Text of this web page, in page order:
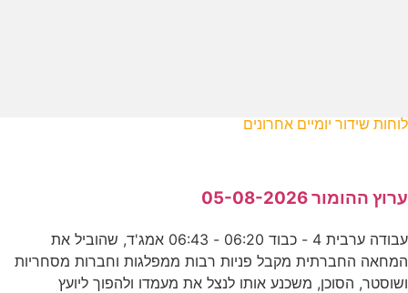
לוחות שידור יומיים אחרונים
ערוץ ההומור 05-08-2026
עבודה ערבית 4 - כבוד 06:20 - 06:43 אמג'ד, שהוביל את
המחאה החברתית מקבל פניות רבות ממפלגות וחברות מסחריות
ושוסטר, הסוכן, משכנע אותו לנצל את מעמדו ולהפוך ליועץ